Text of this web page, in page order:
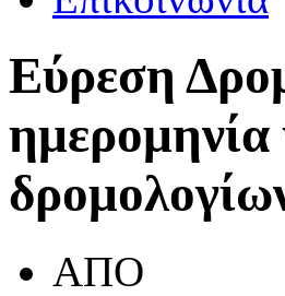
Εύρεση
ημερομηνία
ΑΠΟ